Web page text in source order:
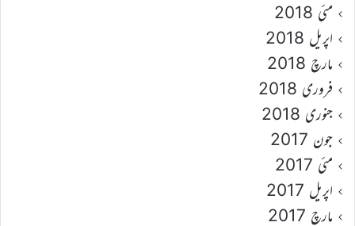
مئی 2018
اپریل 2018
مارچ 2018
فروری 2018
جنوری 2018
جون 2017
مئی 2017
اپریل 2017
مارچ 2017